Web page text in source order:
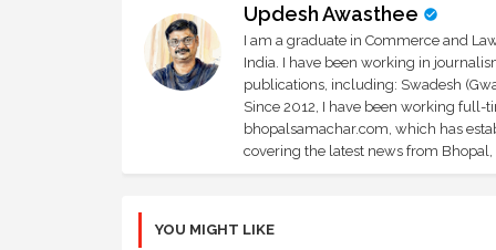
Updesh Awasthee
I am a graduate in Commerce and
India. I have been working in
publications, including: Swadesh
Since 2012, I have been working
bhopalsamachar.com, which has
covering the latest news from Bhopal,
YOU MIGHT LIKE